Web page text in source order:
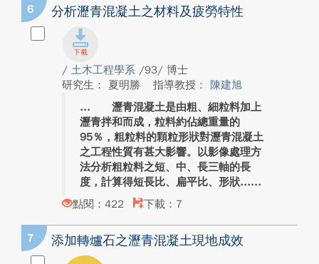
6 分析瀝青混凝土之材料及疲勞特性
/ 土木工程學系 /93/ 博士
研究生： 夏明勝
指導教授： 陳建旭
瀝青混凝土是由粗、細粒料加上
瀝青拌和而成，粒料約佔總重量的
95％，粗粒料的顆粒形狀對瀝青混凝土
之工程性質有甚大影響。以影像處理方
法分析粗粒料之短、中、長三軸的長
度，計算得短長比、扁平比、形狀...
點閱：422
下載：7
7 添加轉爐石之瀝青混凝土現地成效